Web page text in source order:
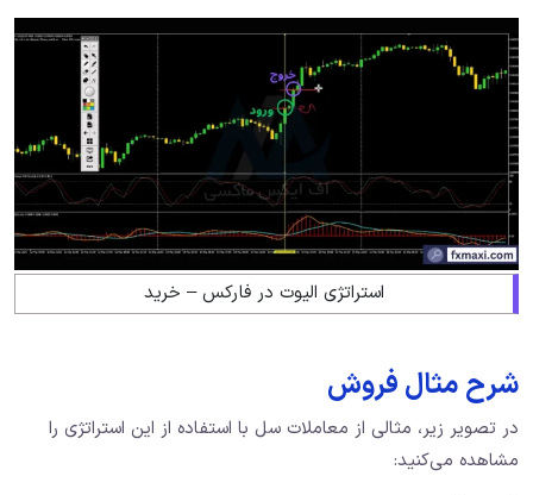
استراتژی الیوت در فارکس – خرید
شرح مثال فروش
در تصویر زیر، مثالی از معاملات سل با استفاده از این استراتژی را
مشاهده می‌کنید: